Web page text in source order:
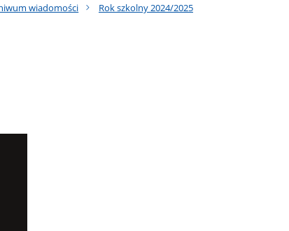
wiadomości
Rok szkolny 2024/2025